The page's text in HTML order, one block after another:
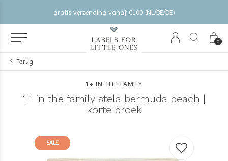
0
gratis verzending vanaf €100 (NL/BE/DE)
Terug
1+ IN THE FAMILY
1+ in the family stela bermuda peach |
korte broek
SALE
SALE